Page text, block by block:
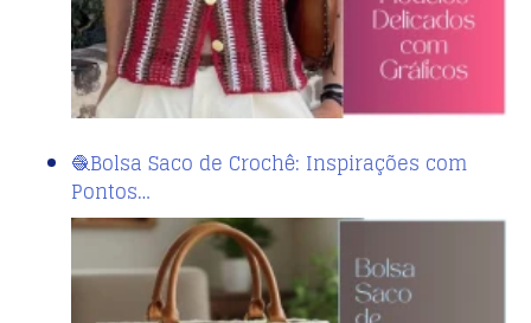
🧶Bolsa Saco de Crochê: Inspirações com
Pontos…